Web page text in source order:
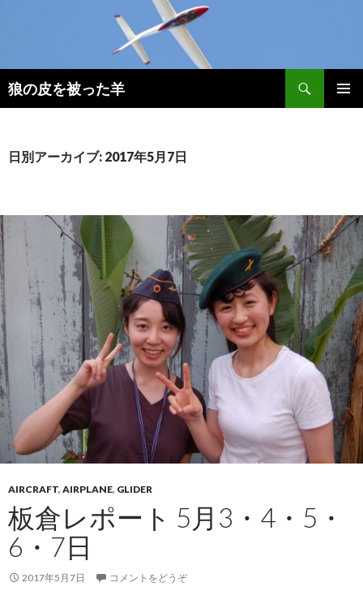
狼の皮を被った羊
検
索
ン
日別アーカイブ: 2017年5月7日
AIRCRAFT, AIRPLANE, GLIDER
板倉レポート 5月3・4・5・
6・7日
2017年5月7日 コメントをどうぞ